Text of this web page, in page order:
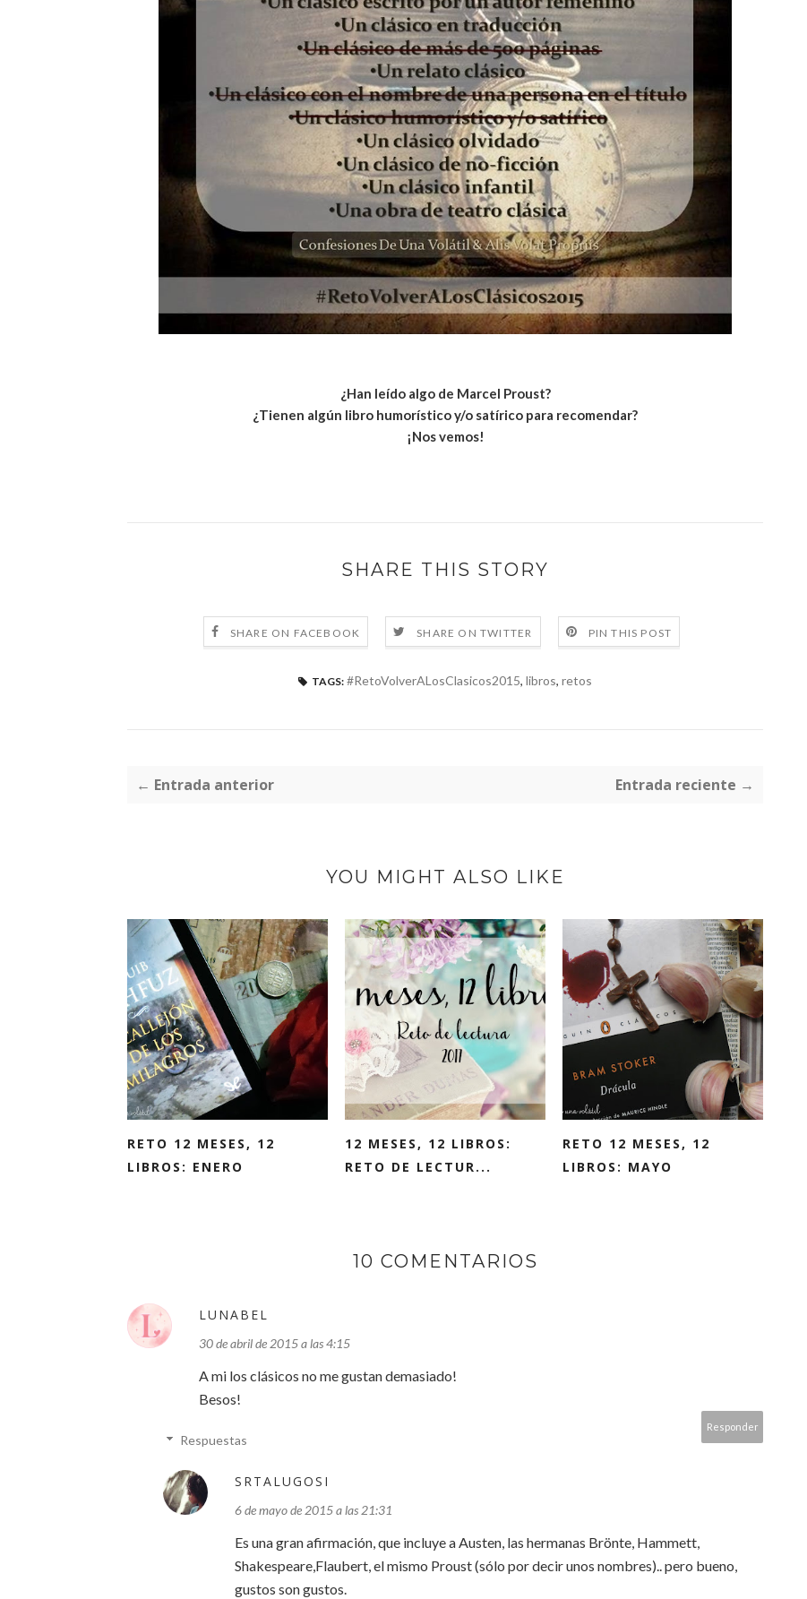
¿Han leído algo de Marcel Proust?
¿Tienen algún libro humorístico y/o satírico para recomendar?
¡Nos vemos!
SHARE THIS STORY
SHARE ON FACEBOOK SHARE ON TWITTER PIN THIS POST
TAGS: #RetoVolverALosClasicos2015, libros, retos
← Entrada anterior Entrada reciente →
YOU MIGHT ALSO LIKE
RETO 12 MESES, 12
LIBROS: ENERO
12 MESES, 12 LIBROS:
RETO DE LECTUR...
RETO 12 MESES, 12
LIBROS: MAYO
10 COMENTARIOS
LUNABEL
30 de abril de 2015 a las 4:15
A mi los clásicos no me gustan demasiado!
Besos!
Responder
Respuestas
SRTALUGOSI
6 de mayo de 2015 a las 21:31
Es una gran afirmación, que incluye a Austen, las hermanas Brönte, Hammett,
Shakespeare,Flaubert, el mismo Proust (sólo por decir unos nombres).. pero bueno,
gustos son gustos.